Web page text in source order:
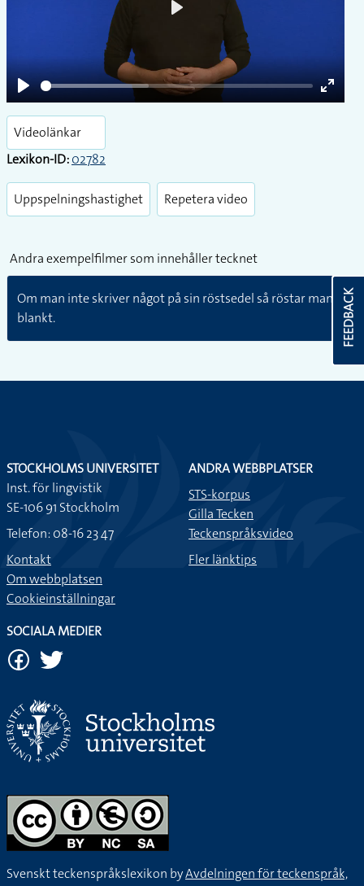
Play
Enter
Videolänkar
Lexikon-ID:02782
Uppspelningshastighet Repetera video
Andra exempelfilmer som innehåller tecknet
Om man inte skriver något på sin röstsedel så röstar man
blankt.
FEEDBACK
STOCKHOLMS UNIVERSITET
Inst. för lingvistik
SE-106 91 Stockholm
Telefon: 08-16 23 47
Kontakt
Om webbplatsen
Cookieinställningar
ANDRA WEBBPLATSER
STS-korpus
Gilla Tecken
Teckenspråksvideo
Fler länktips
SOCIALA MEDIER
Svenskt teckenspråkslexikon byAvdelningen för teckenspråk,